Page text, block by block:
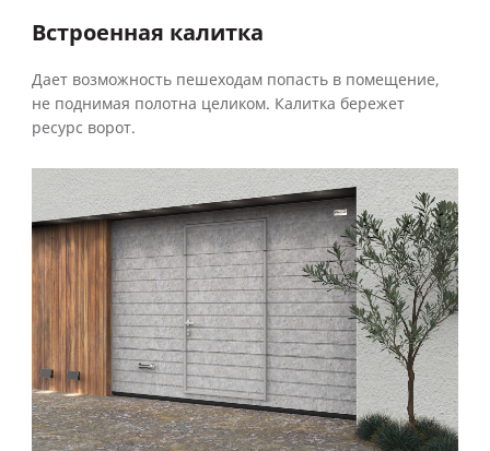
Встроенная калитка
Дает возможность пешеходам попасть в помещение,
не поднимая полотна целиком. Калитка бережет
ресурс ворот.